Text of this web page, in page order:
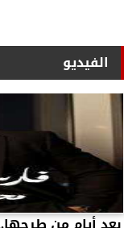
الفيديو